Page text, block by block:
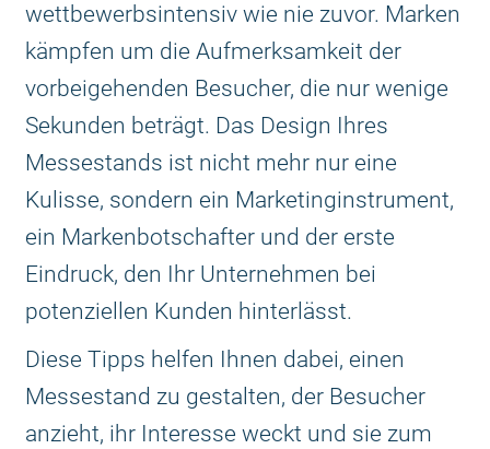
wettbewerbsintensiv wie nie zuvor. Marken
kämpfen um die Aufmerksamkeit der
vorbeigehenden Besucher, die nur wenige
Sekunden beträgt. Das Design Ihres
Messestands ist nicht mehr nur eine
Kulisse, sondern ein Marketinginstrument,
ein Markenbotschafter und der erste
Eindruck, den Ihr Unternehmen bei
potenziellen Kunden hinterlässt.
Diese Tipps helfen Ihnen dabei, einen
Messestand zu gestalten, der Besucher
anzieht, ihr Interesse weckt und sie zum